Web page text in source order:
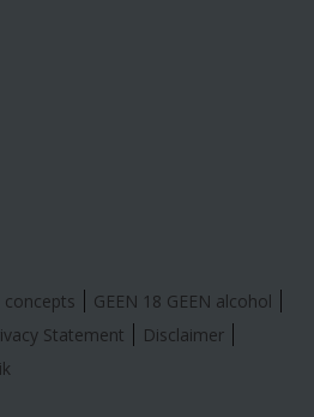
concepts
GEEN 18 GEEN alcohol
Statement
Disclaimer